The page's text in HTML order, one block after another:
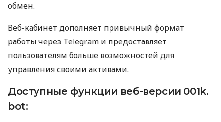
обмен.
Веб-кабинет дополняет привычный формат
работы через Telegram и предоставляет
пользователям больше возможностей для
управления своими активами.
Доступные функции веб-версии 001k.
bot: